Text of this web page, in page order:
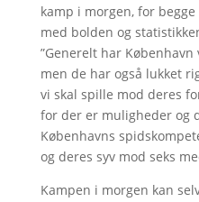
kamp i morgen, for
med bolden og
”Generelt har
men de har også lukket
vi skal spille mod deres
for der er muligheder og
Københavns
og deres syv mod seks
Kampen i morgen kan